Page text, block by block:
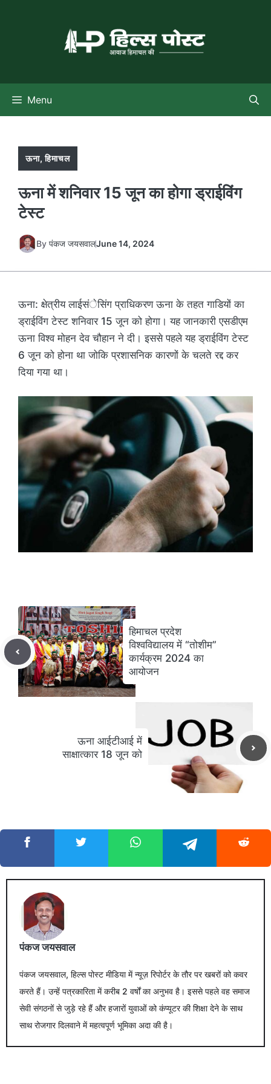
Menu
ऊना,हिमाचल
ऊना में शनिवार 15 जून का होगा ड्राईविंग
टेस्ट
By पंकज जयसवालJune 14, 2024
ऊना: क्षेत्रीय लाईसंेसिंग प्राधिकरण ऊना के तहत गाडियों का
ड्राईविंग टेस्ट शनिवार 15 जून को होगा। यह जानकारी एसडीएम
ऊना विश्व मोहन देव चौहान ने दी। इससे पहले यह ड्राईविंग टेस्ट
6 जून को होना था जोकि प्रशासनिक कारणों के चलते रद्द कर
दिया गया था।
हिमाचल प्रदेश
विश्वविद्यालय में “तोशीम”
कार्यक्रम 2024 का
आयोजन
ऊना आईटीआई में
साक्षात्कार 18 जून को
पंकज जयसवाल
पंकज जयसवाल, हिल्स पोस्ट मीडिया में न्यूज़ रिपोर्टर के तौर पर खबरों को कवर
करते हैं। उन्हें पत्रकारिता में करीब 2 वर्षों का अनुभव है। इससे पहले वह समाज
सेवी संगठनों से जुड़े रहे हैं और हजारों युवाओं को कंप्यूटर की शिक्षा देने के साथ
साथ रोजगार दिलवाने में महत्वपूर्ण भूमिका अदा की है।